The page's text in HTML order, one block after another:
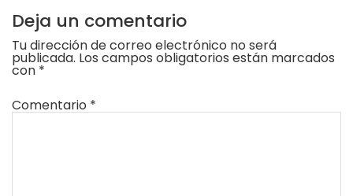
Deja un comentario
Tu dirección de correo electrónico no será
publicada. Los campos obligatorios están marcados
con *
Comentario *